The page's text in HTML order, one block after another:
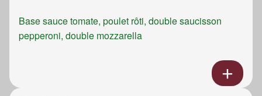
Base sauce tomate, poulet rôti, double saucisson
pepperoni, double mozzarella